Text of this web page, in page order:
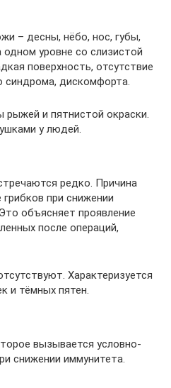
– десны, нёбо, нос, губы,
уровне со слизистой
поверхность, отсутствие
синдрома, дискомфорта.
и пятнистой окраски.
у людей.
редко. Причина
при снижении
объясняет проявление
после операций,
Характеризуется
и тёмных пятен.
вызывается условно-
снижении иммунитета.